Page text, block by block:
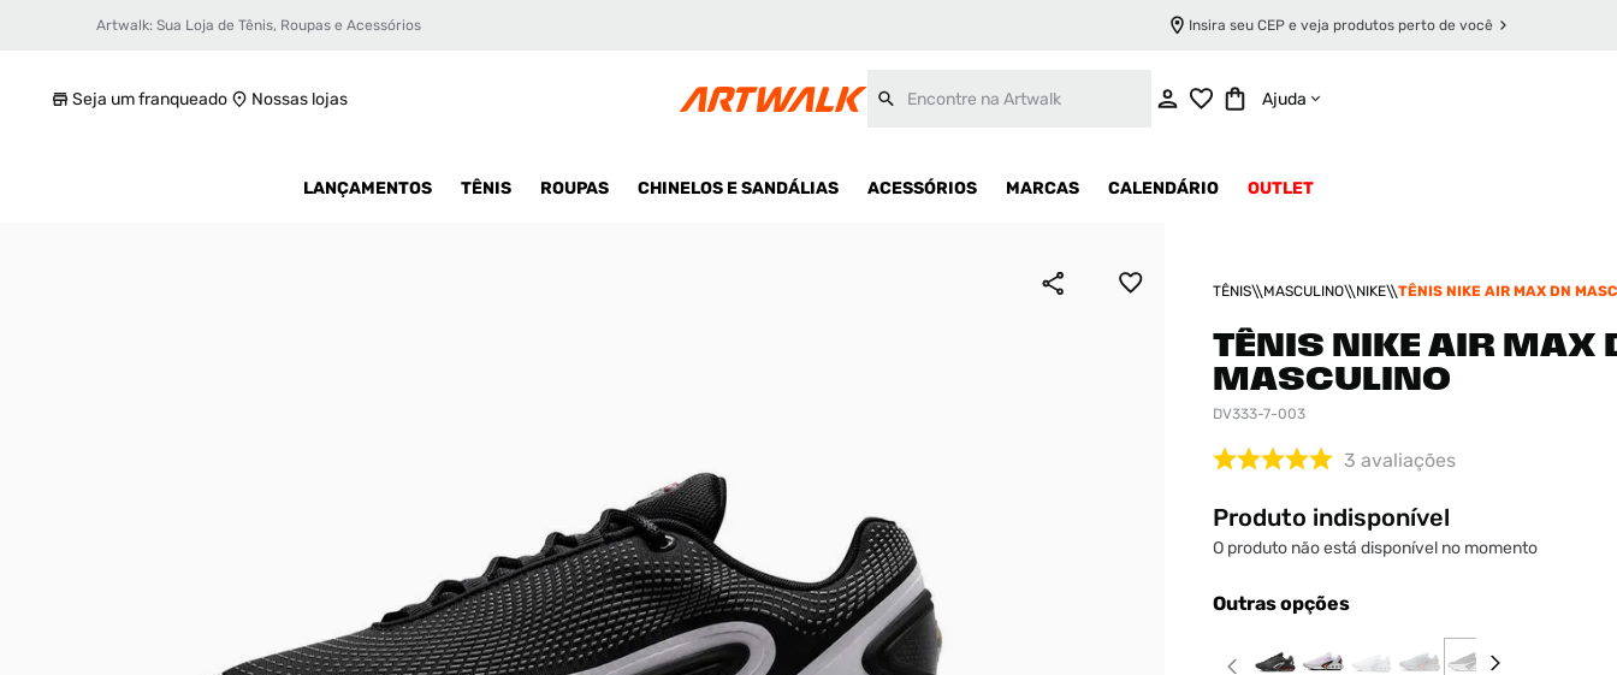
Artwalk: Sua Loja de Tênis, Roupas e Acessórios Insira seu CEP e veja produtos perto de você
Seja um franqueado Nossas lojas Ajuda
LANÇAMENTOS TÊNIS ROUPAS CHINELOS E SANDÁLIAS ACESSÓRIOS MARCAS CALENDÁRIO OUTLET
TÊNIS MASCULINO NIKE TÊNIS NIKE AIR MAX DN
TÊNIS NIKE AIR MAX
MASCULINO
DV333-7-003
3 avaliações
Produto indisponível
O produto não está disponível no momento
Outras opções
Tênis Nike Air Max DN Masculino